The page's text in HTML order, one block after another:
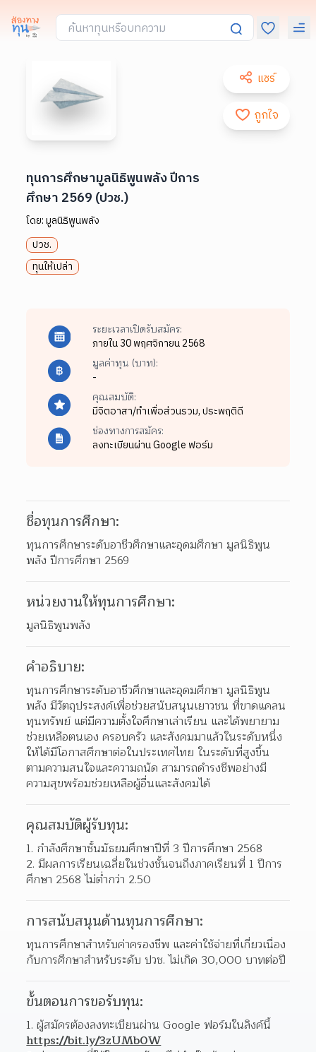
แชร์
ถูกใจ
ทุนการศึกษามูลนิธิพูนพลัง ปีการ
ศึกษา 2569 (ปวช.)
โดย:มูลนิธิพูนพลัง
ปวช.
ทุนให้เปล่า
ระยะเวลาเปิดรับสมัคร:
ภายใน 30 พฤศจิกายน 2568
มูลค่าทุน (บาท):
-
คุณสมบัติ:
มีจิตอาสา/ทำเพื่อส่วนรวม,ประพฤติดี
ช่องทางการสมัคร:
ลงทะเบียนผ่าน Google ฟอร์ม
ชื่อทุนการศึกษา:
ทุนการศึกษาระดับอาชีวศึกษาและอุดมศึกษา มูลนิธิพูน
พลัง ปีการศึกษา 2569
หน่วยงานให้ทุนการศึกษา:
มูลนิธิพูนพลัง
คำอธิบาย:
ทุนการศึกษาระดับอาชีวศึกษาและอุดมศึกษา มูลนิธิพูน
พลัง มีวัตถุประสงค์เพื่อช่วยสนับสนุนเยาวชน ที่ขาดแคลน
ทุนทรัพย์ แต่มีความตั้งใจศึกษาเล่าเรียน และได้พยายาม
ช่วยเหลือตนเอง ครอบครัว และสังคมมาแล้วในระดับหนึ่ง
ให้ได้มีโอกาสศึกษาต่อในประเทศไทย ในระดับที่สูงขึ้น
ตามความสนใจและความถนัด สามารถดํารงชีพอย่างมี
ความสุขพร้อมช่วยเหลือผู้อื่นและสังคมได้
คุณสมบัติผู้รับทุน:
กําลังศึกษาชั้นมัธยมศึกษาปีที่ 3 ปีการศึกษา 2568
มีผลการเรียนเฉลี่ยในช่วงชั้นจนถึงภาคเรียนที่ 1 ปีการ
ศึกษา 2568 ไม่ต่ํากว่า 2.50
การสนับสนุนด้านทุนการศึกษา:
ทุนการศึกษาสําหรับค่าครองชีพ และค่าใช้จ่ายที่เกี่ยวเนื่อง
กับการศึกษาสำหรับระดับ ปวช. ไม่เกิด 30,000 บาทต่อปี
ขั้นตอนการขอรับทุน:
https://bit.ly/3zUMb0W